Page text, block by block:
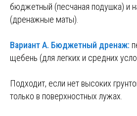
бюджетный (песчаная подушка) и
(дренажные маты).
Вариант А. Бюджетный дренаж:
щебень (для легких и средних
Подходит, если нет высоких
только в поверхностных лужах.